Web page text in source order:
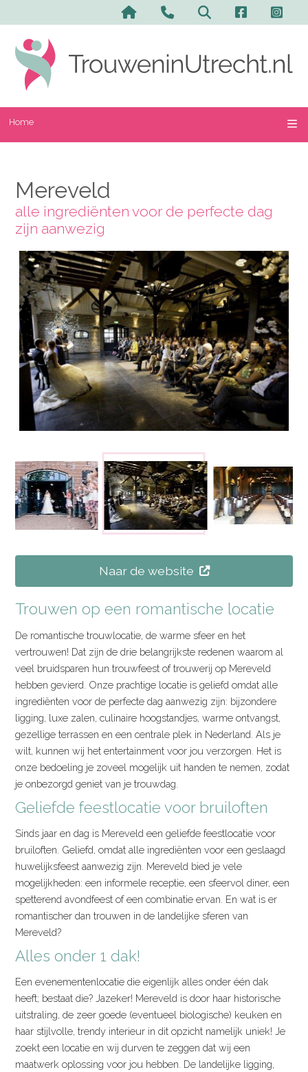
Home
Mereveld
alle ingrediënten voor de perfecte dag
zijn aanwezig
Naar de website
Trouwen op een romantische locatie
De romantische trouwlocatie, de warme sfeer en het
vertrouwen! Dat zijn de drie belangrijkste redenen waarom al
veel bruidsparen hun trouwfeest of trouwerij op Mereveld
hebben gevierd. Onze prachtige locatie is geliefd omdat alle
ingrediënten voor de perfecte dag aanwezig zijn: bijzondere
ligging, luxe zalen, culinaire hoogstandjes, warme ontvangst,
gezellige terrassen en een centrale plek in Nederland. Als je
wilt, kunnen wij het entertainment voor jou verzorgen. Het is
onze bedoeling je zoveel mogelijk uit handen te nemen, zodat
je onbezorgd geniet van je trouwdag.
Geliefde feestlocatie voor bruiloften
Sinds jaar en dag is Mereveld een geliefde feestlocatie voor
bruiloften. Geliefd, omdat alle ingrediënten voor een geslaagd
huwelijksfeest aanwezig zijn. Mereveld bied je vele
mogelijkheden: een informele receptie, een sfeervol diner, een
spetterend avondfeest of een combinatie ervan. En wat is er
romantischer dan trouwen in de landelijke sferen van
Mereveld?
Alles onder 1 dak!
Een evenementenlocatie die eigenlijk alles onder één dak
heeft; bestaat die? Jazeker! Mereveld is door haar historische
uitstraling, de zeer goede (eventueel biologische) keuken en
haar stijlvolle, trendy interieur in dit opzicht namelijk uniek! Je
zoekt een locatie en wij durven te zeggen dat wij een
maatwerk oplossing voor jou hebben. De landelijke ligging,